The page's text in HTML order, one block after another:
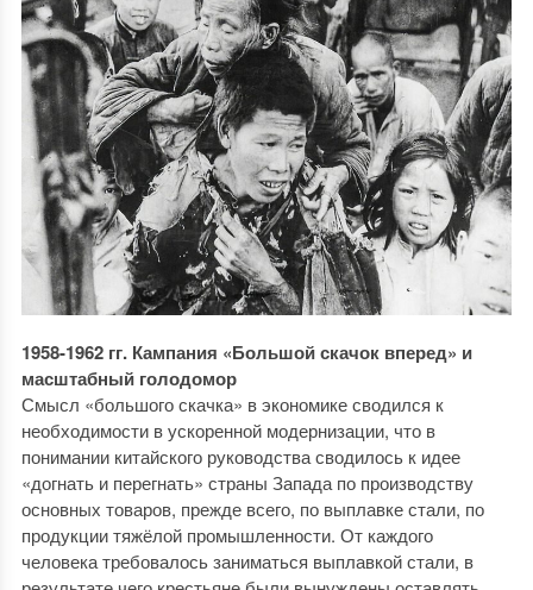
1958-1962 гг. Кампания «Большой скачок вперед» и
масштабный голодомор
Смысл «большого скачка» в экономике сводился к
необходимости в ускоренной модернизации, что в
понимании китайского руководства сводилось к идее
«догнать и перегнать» страны Запада по производству
основных товаров, прежде всего, по выплавке стали, по
продукции тяжёлой промышленности. От каждого
человека требовалось заниматься выплавкой стали, в